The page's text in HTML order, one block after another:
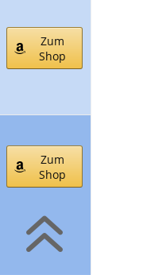
Zum
Shop
Zum
Shop
6